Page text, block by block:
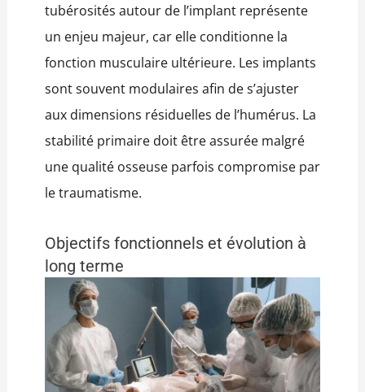
tubérosités autour de l’implant représente
un enjeu majeur, car elle conditionne la
fonction musculaire ultérieure. Les implants
sont souvent modulaires afin de s’ajuster
aux dimensions résiduelles de l’humérus. La
stabilité primaire doit être assurée malgré
une qualité osseuse parfois compromise par
le traumatisme.
Objectifs fonctionnels et évolution à
long terme